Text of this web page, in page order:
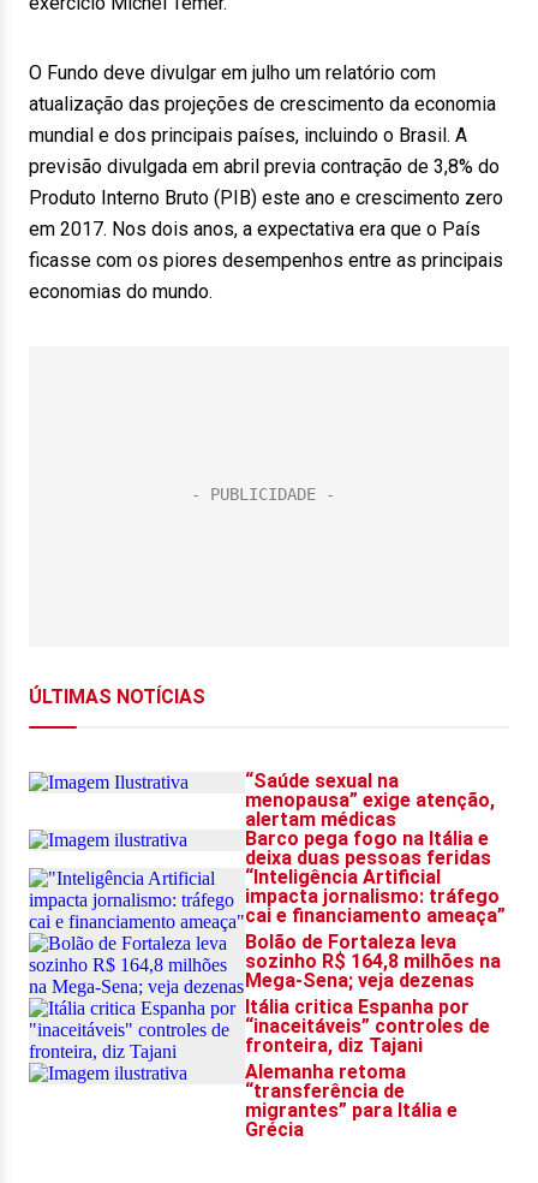
O Fundo deve divulgar em julho um relatório com
atualização das projeções de crescimento da economia
mundial e dos principais países, incluindo o Brasil. A
previsão divulgada em abril previa contração de 3,8% do
Produto Interno Bruto (PIB) este ano e crescimento zero
em 2017. Nos dois anos, a expectativa era que o País
ficasse com os piores desempenhos entre as principais
economias do mundo.